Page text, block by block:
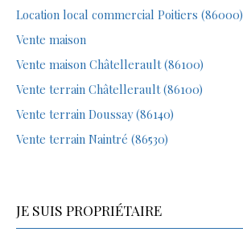
Location local commercial Poitiers (86000)
Vente maison
Vente maison Châtellerault (86100)
Vente terrain Châtellerault (86100)
Vente terrain Doussay (86140)
Vente terrain Naintré (86530)
JE SUIS PROPRIÉTAIRE